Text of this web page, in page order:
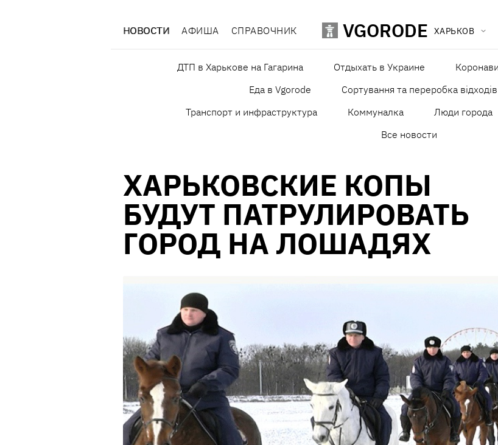
НОВОСТИ АФИША СПРАВОЧНИК VGORODE ХАРЬКОВ
ДТП в Харькове на Гагарина Отдыхать в Украине
Еда в Vgorode
Сортування та переробка відходів
Транспорт и инфраструктура
Коммуналка Люди города
Все новости
ХАРЬКОВСКИЕ КОПЫ
БУДУТ ПАТРУЛИРОВАТЬ
ГОРОД НА ЛОШАДЯХ